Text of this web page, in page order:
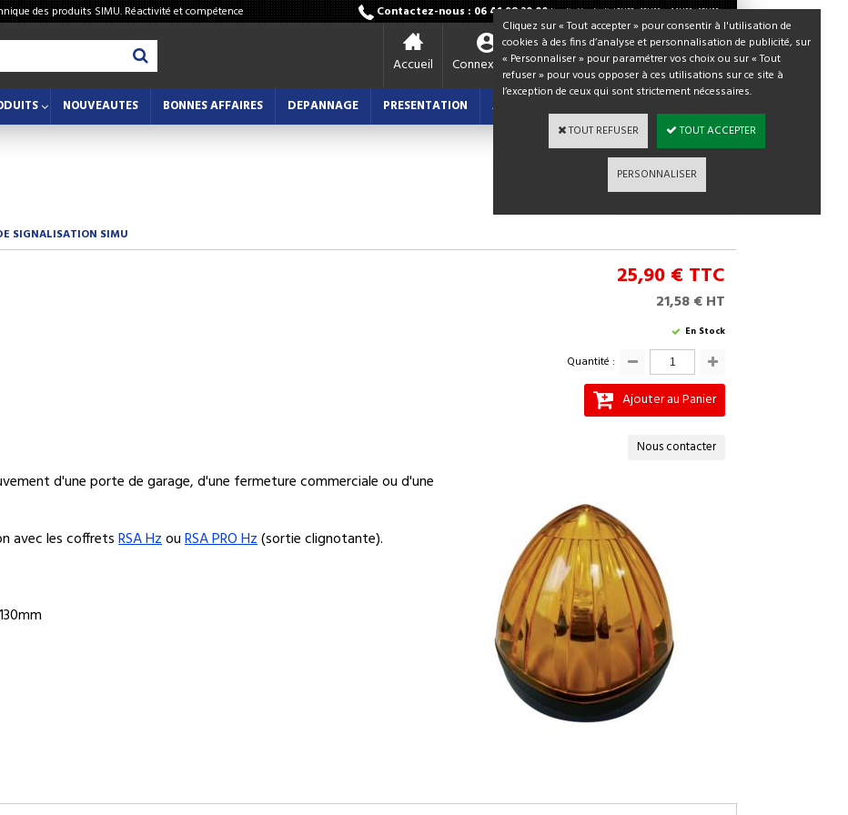
des produits SIMU. Réactivité et compétence Contactez-nous : 06 41 98 30 00Lundi - Vendredi / 8H30 - 12H00 et 14H00 - 18H00
Accueil Connexion
Votre panier
0,00 € TTC
NOUVEAUTES BONNES AFFAIRES DEPANNAGE PRESENTATION ACTUALITES : BLOG
SIGNALISATION SIMU
25,90 € TTC
21,58 € HT
En Stock
Quantité :
Ajouter au Panier
Nous contacter
d'une porte de garage, d'une fermeture commerciale ou d'une
avec les coffretsRSA HzouRSA PRO Hz(sortie clignotante).
Cliquez sur « Tout accepter » pour consentir à l'utilisation de
cookies à des fins d’analyse et personnalisation de publicité, sur
« Personnaliser » pour paramétrer vos choix ou sur « Tout
refuser » pour vous opposer à ces utilisations sur ce site à
l’exception de ceux qui sont strictement nécessaires.
TOUT REFUSER TOUT ACCEPTER
PERSONNALISER